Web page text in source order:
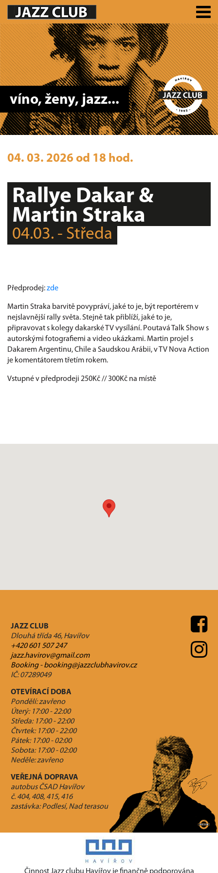
víno, ženy, jazz...
04. 03. 2026 od 18 hod.
Rallye Dakar &
Martin Straka
04.03. - Středa
Předprodej:zde
Martin Straka barvitě povypráví, jaké to je, být reportérem v
nejslavnější rally světa. Stejně tak přiblíží, jaké to je,
připravovat s kolegy dakarské TV vysílání. Poutavá Talk Show s
autorskými fotografiemi a video ukázkami. Martin projel s
Dakarem Argentinu, Chile a Saudskou Arábii, v TV Nova Action
je komentátorem třetím rokem.
Vstupné v předprodeji 250Kč // 300Kč na místě
JAZZ CLUB
Dlouhá třída 46, Havířov
+420 601 507 247
jazz.havirov@gmail.com
Booking - booking@jazzclubhavirov.cz
IČ: 07289049
OTEVÍRACÍ DOBA
Pondělí: zavřeno
Úterý: 17:00 - 22:00
Středa: 17:00 - 22:00
Čtvrtek: 17:00 - 22:00
Pátek: 17:00 - 02:00
Sobota: 17:00 - 02:00
Neděle: zavřeno
VEŘEJNÁ DOPRAVA
autobus ČSAD Havířov
č. 404, 408, 415, 416
zastávka: Podlesí, Nad terasou